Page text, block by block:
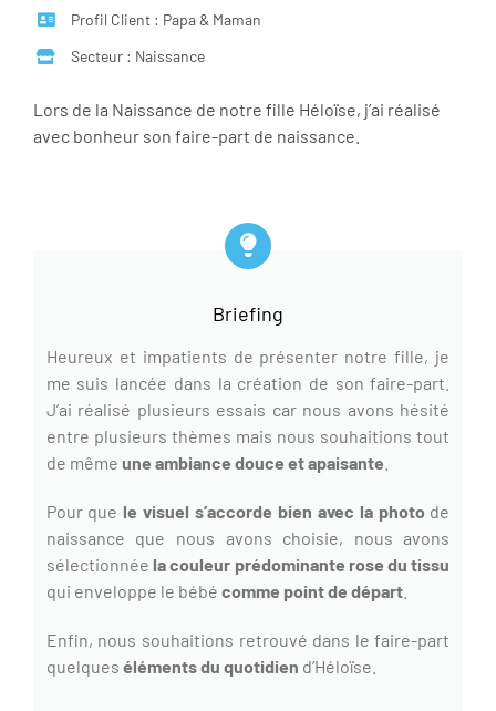
Profil Client : Papa & Maman
Secteur : Naissance
Lors de la Naissance de notre fille Héloïse, j’ai réalisé
avec bonheur son faire-part de naissance.
Briefing
Heureux et impatients de présenter notre fille, je
me suis lancée dans la création de son faire-part.
J’ai réalisé plusieurs essais car nous avons hésité
entre plusieurs thèmes mais nous souhaitions tout
de même une ambiance douce et apaisante
Pour que le visuel s’accorde bien avec la photode
naissance que nous avons choisie, nous avons
sélectionnée la couleur prédominante rose du tissu
qui enveloppe le bébé comme point de départ.
Enfin, nous souhaitions retrouvé dans le faire-part
quelques éléments du quotidien d’Héloïse.